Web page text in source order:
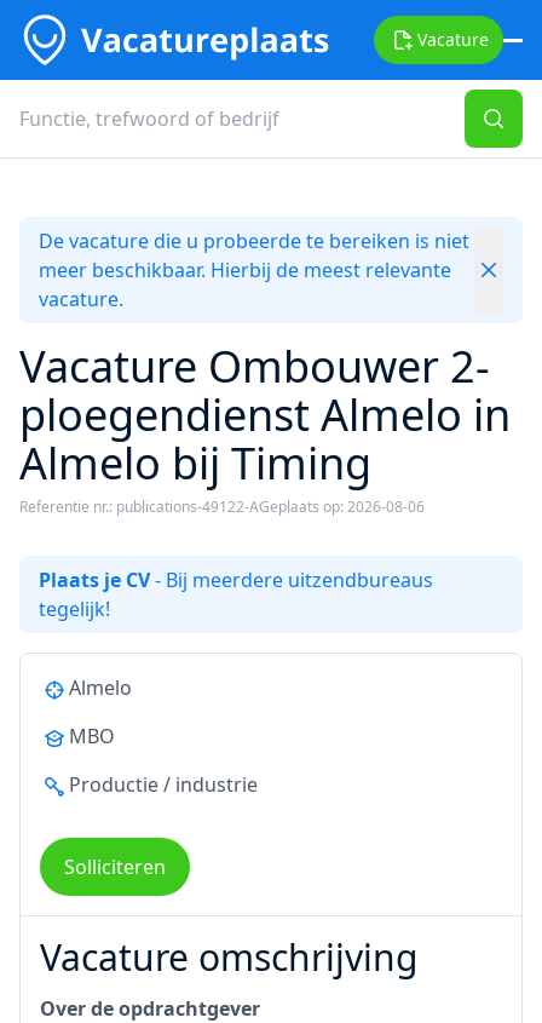
Vacature
De vacature die u probeerde te bereiken is niet
meer beschikbaar. Hierbij de meest relevante
vacature.
Vacature Ombouwer 2-
ploegendienst Almelo in
Almelo bij Timing
Referentie nr.: publications-49122-AGeplaats op: 2026-08-06
Plaats je CV- Bij meerdere uitzendbureaus
tegelijk!
Almelo
MBO
Productie / industrie
Solliciteren
Vacature omschrijving
Over de opdrachtgever